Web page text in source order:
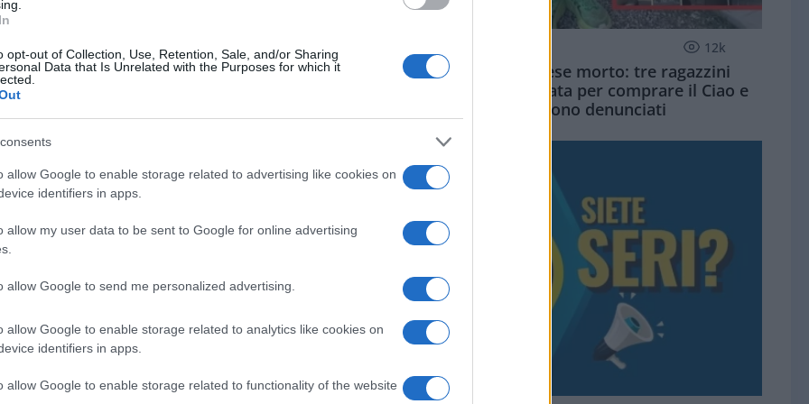
opt-out of Collection, Use, Retention, Sale, and/or Sharing
Data that Is Unrelated with the Purposes for which it
allow Google to enable storage related to advertising like cookies on
identifiers in apps.
allow my user data to be sent to Google for online advertising
allow Google to send me personalized advertising.
allow Google to enable storage related to analytics like cookies on
identifiers in apps.
allow Google to enable storage related to functionality of the website
12k
Siamo un Paese morto: tre ragazzini
vendono limonata per comprare il Ciao e
vengono denunciati